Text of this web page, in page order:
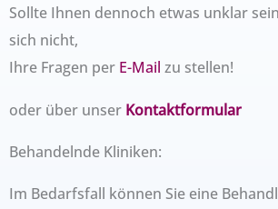
Sollte Ihnen dennoch etwas unklar
sich nicht,
Ihre Fragen per E-Mail zu stellen!
oder über unser Kontaktformular
Behandelnde Kliniken:
Im Bedarfsfall können Sie eine